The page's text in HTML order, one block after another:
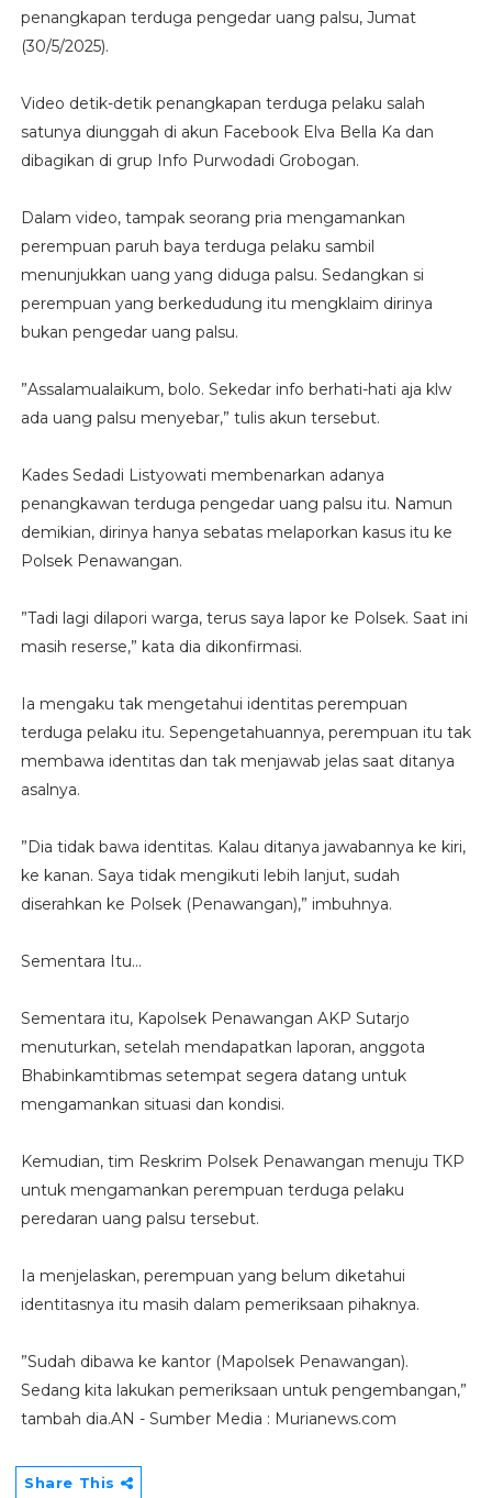
penangkapan terduga pengedar uang palsu, Jumat
(30/5/2025).
Video detik-detik penangkapan terduga pelaku salah
satunya diunggah di akun Facebook Elva Bella Ka dan
dibagikan di grup Info Purwodadi Grobogan.
Dalam video, tampak seorang pria mengamankan
perempuan paruh baya terduga pelaku sambil
menunjukkan uang yang diduga palsu. Sedangkan si
perempuan yang berkedudung itu mengklaim dirinya
bukan pengedar uang palsu.
”Assalamualaikum, bolo. Sekedar info berhati-hati aja klw
ada uang palsu menyebar,” tulis akun tersebut.
Kades Sedadi Listyowati membenarkan adanya
penangkawan terduga pengedar uang palsu itu. Namun
demikian, dirinya hanya sebatas melaporkan kasus itu ke
Polsek Penawangan.
”Tadi lagi dilapori warga, terus saya lapor ke Polsek. Saat ini
masih reserse,” kata dia dikonfirmasi.
Ia mengaku tak mengetahui identitas perempuan
terduga pelaku itu. Sepengetahuannya, perempuan itu tak
membawa identitas dan tak menjawab jelas saat ditanya
asalnya.
”Dia tidak bawa identitas. Kalau ditanya jawabannya ke kiri,
ke kanan. Saya tidak mengikuti lebih lanjut, sudah
diserahkan ke Polsek (Penawangan),” imbuhnya.
Sementara Itu...
Sementara itu, Kapolsek Penawangan AKP Sutarjo
menuturkan, setelah mendapatkan laporan, anggota
Bhabinkamtibmas setempat segera datang untuk
mengamankan situasi dan kondisi.
Kemudian, tim Reskrim Polsek Penawangan menuju TKP
untuk mengamankan perempuan terduga pelaku
peredaran uang palsu tersebut.
Ia menjelaskan, perempuan yang belum diketahui
identitasnya itu masih dalam pemeriksaan pihaknya.
”Sudah dibawa ke kantor (Mapolsek Penawangan).
Sedang kita lakukan pemeriksaan untuk pengembangan,”
tambah dia.AN - Sumber Media : Murianews.com
Share This